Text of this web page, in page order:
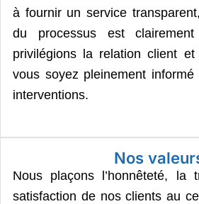
à fournir un service
du processus est
privilégions la relation client
vous soyez pleinement
interventions.
Nos
Nous plaçons l’honnêteté, la
satisfaction de nos clients au